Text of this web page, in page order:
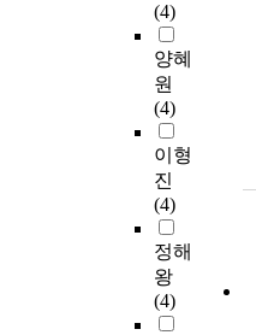
(4)
양혜
원
(4)
이형
진
(4)
정해
왕
(4)